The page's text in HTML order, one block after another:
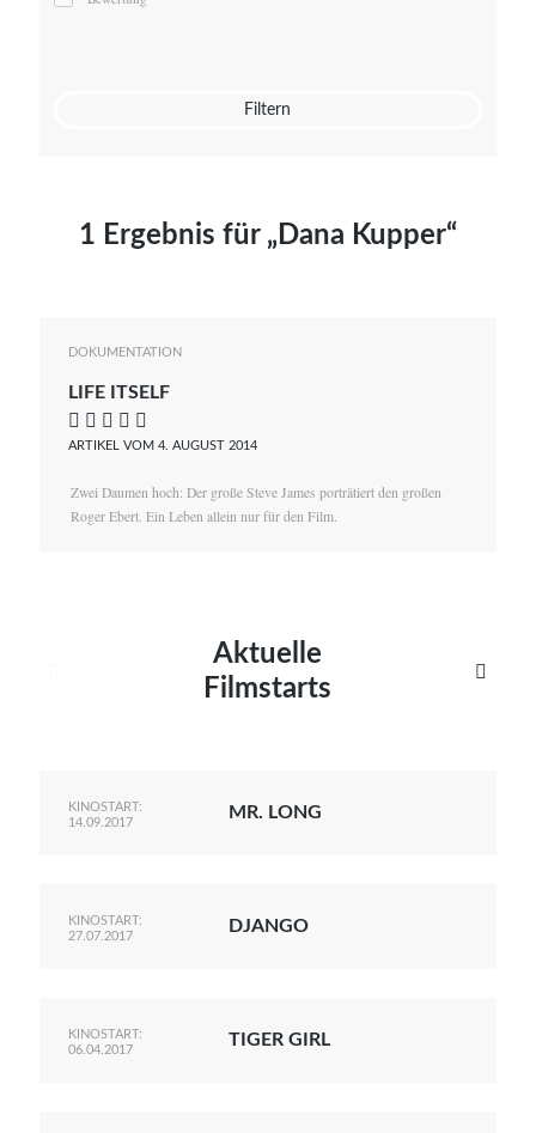
Mato von Vogelstein
Filtern
1 Ergebnis für „Dana Kupper“
DOKUMENTATION
LIFE ITSELF
    
ARTIKEL VOM 4. AUGUST 2014
Zwei Daumen hoch: Der große Steve James porträtiert den großen
Roger Ebert. Ein Leben allein nur für den Film.
Aktuelle
Filmstarts

KINOSTART:
14.09.2017
MR. LONG
KINOSTART:
27.07.2017
DJANGO
KINOSTART:
06.04.2017
TIGER GIRL